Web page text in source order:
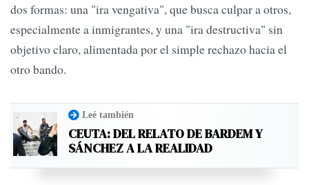
dos formas: una "ira vengativa", que busca culpar a otros,
especialmente a inmigrantes, y una "ira destructiva" sin
objetivo claro, alimentada por el simple rechazo hacia el
otro bando.
Leé también
CEUTA: DEL RELATO DE BARDEM Y
SÁNCHEZ A LA REALIDAD